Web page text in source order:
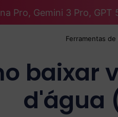
Pro, Gemini 3 Pro,
Ferramentas de
baixar
d'água